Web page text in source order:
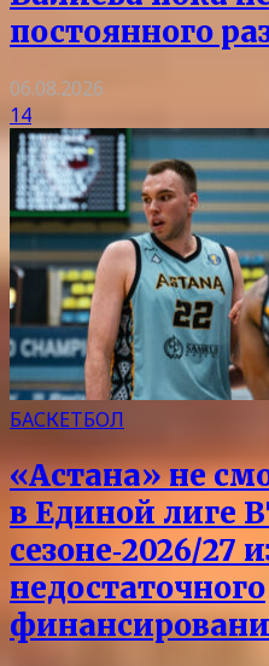
постоянного
06.08.2026
14
БАСКЕТБОЛ
«Астана» не
в Единой лиге
сезоне‑2026/27
недостаточного